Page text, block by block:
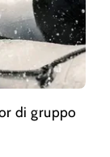
di gruppo